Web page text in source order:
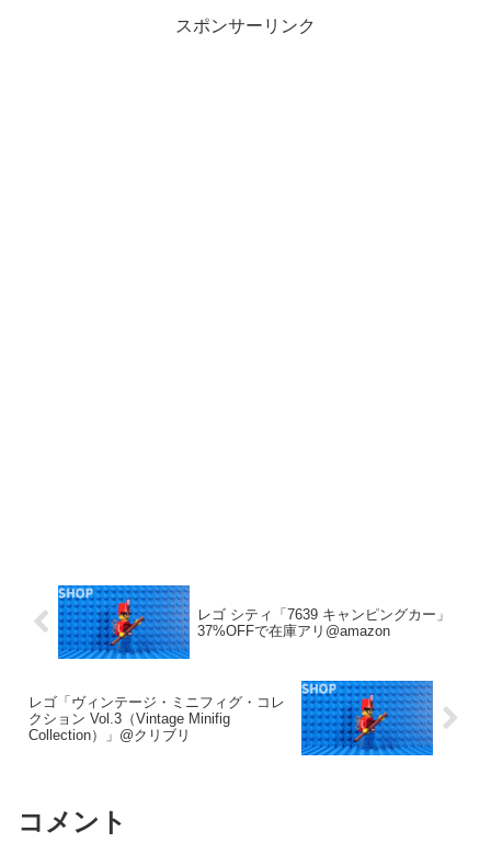
スポンサーリンク
レゴ シティ「7639 キャンピングカー」
37%OFFで在庫アリ@amazon
レゴ「ヴィンテージ・ミニフィグ・コレ
クション Vol.3（Vintage Minifig
Collection）」@クリブリ
コメント